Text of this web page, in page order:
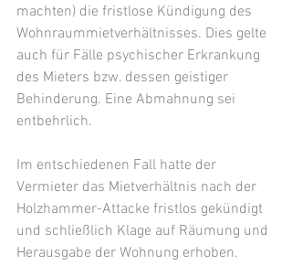
machten) die fristlose Kündigung des
Wohnraummietverhältnisses. Dies gelte
auch für Fälle psychischer Erkrankung
des Mieters bzw. dessen geistiger
Behinderung. Eine Abmahnung sei
entbehrlich.
Im entschiedenen Fall hatte der
Vermieter das Mietverhältnis nach der
Holzhammer-Attacke fristlos gekündigt
und schließlich Klage auf Räumung und
Herausgabe der Wohnung erhoben.